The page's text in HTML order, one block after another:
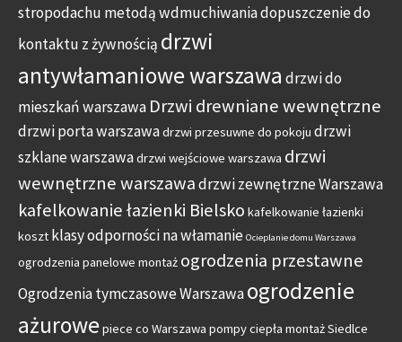
stropodachu metodą wdmuchiwaniadopuszczenie do
kontaktu z żywnością drzwi
antywłamaniowe warszawa drzwi do
mieszkań warszawa Drzwi drewniane wewnętrzne
drzwi porta warszawadrzwi przesuwne do pokoju drzwi
szklane warszawadrzwi wejściowe warszawa drzwi
wewnętrzne warszawadrzwi zewnętrzne Warszawa
kafelkowanie łazienki Bielsko kafelkowanie łazienki
koszt klasy odporności na włamanie Ocieplanie domu Warszawa
ogrodzenia panelowe montaż ogrodzenia przestawne
Ogrodzenia tymczasowe Warszawaogrodzenie
ażurowepiece co Warszawa pompy ciepła montaż Siedlce